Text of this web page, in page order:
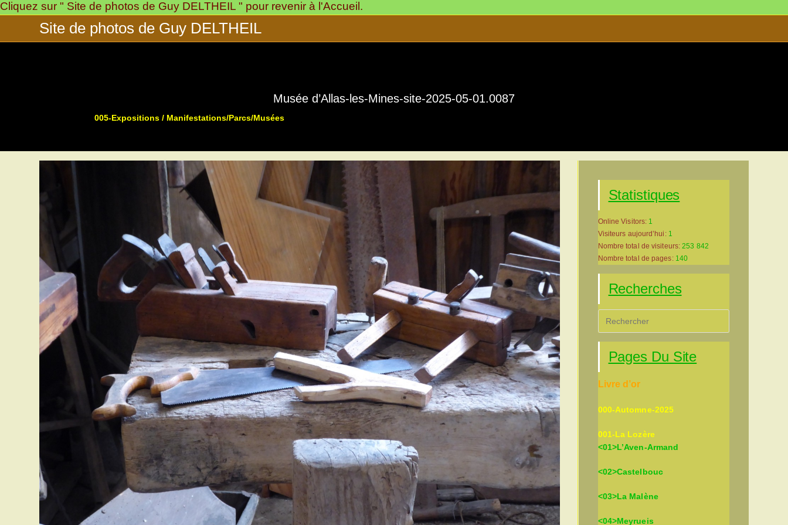
Skip
Cliquez sur " Site de photos de Guy DELTHEIL " pour revenir à l'Accueil.
Site de photos de Guy DELTHEIL
Musée d’Allas-les-Mines-site-2025-05-01.0087
005-Expositions / Manifestations/Parcs/Musées
Statistiques
Online Visitors: 1
Visiteurs aujourd’hui: 1
Nombre total de visiteurs:253 842
Nombre total de pages: 140
Recherches
Escape
Pages Du Site
Livre d’or
000-Automne-2025
001-La Lozère
<01>L’Aven-Armand
<02>Castelbouc
<03>La Malène
<04>Meyrueis